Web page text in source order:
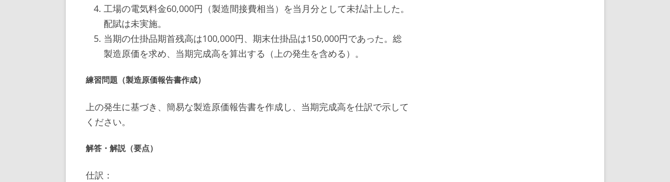
工場の電気料金60,000円（製造間接費相当）を当月分として未払計上した。
配賦は未実施。
当期の仕掛品期首残高は100,000円、期末仕掛品は150,000円であった。総
製造原価を求め、当期完成高を算出する（上の発生を含める）。
練習問題（製造原価報告書作成）
上の発生に基づき、簡易な製造原価報告書を作成し、当期完成高を仕訳で示して
ください。
解答・解説（要点）
仕訳：